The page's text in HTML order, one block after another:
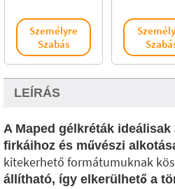
Személyre
Szabás
LEÍRÁS
A Maped gélkréták
firkáihoz és művészi
kitekerhető formátumuknak
állítható, így elkerülhető a